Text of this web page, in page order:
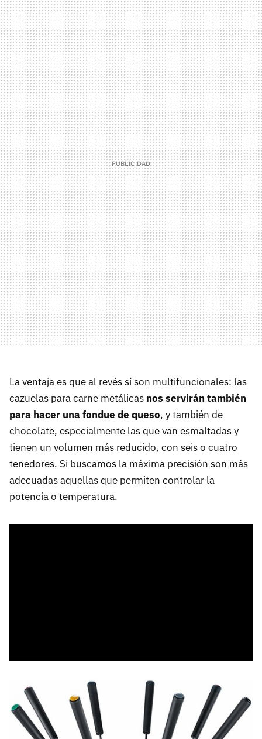
La ventaja es que al revés sí son multifuncionales: las
cazuelas para carne metálicas nos servirán también
para hacer una fondue de queso, y también de
chocolate, especialmente las que van esmaltadas y
tienen un volumen más reducido, con seis o cuatro
tenedores. Si buscamos la máxima precisión son más
adecuadas aquellas que permiten controlar la
potencia o temperatura.